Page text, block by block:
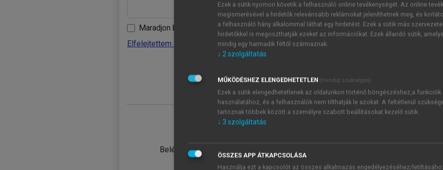
Maradjon belépve
Elfelejtettem a jelszavamat
Belépés intézményi azonosítóval
JELSZÓ
Kérek értesítést a MeRSZ
Kérek értesítést az
Ezek a sütik nyomon követik a felhasználó online tevékenységét. Az online
megismerésével a hirdetők relevánsabb reklámokat jeleníthetnek meg, és
a felhasználó hány alkalommal láthat egy hirdetést. Ezek a sütik más
hirdetőkkel is megoszthatják ezeket az információkat. Ezek állandó sütik,
mindig egy harmadik féltől származnak.
↓ 2szolgáltatás
MŰKÖDÉSHEZ ELENGEDHETETLEN (mindig szükséges)
Ezek a sütik elengedhetetlenek az oldalunkon történő böngészéshez,a funkciók
használatához, és a felhasználók nem tilthatják le azokat. A feltétlenül
tartoznak többek között a személyre szabott beállításokat kezelő sütik.
↓ 3 szolgáltatás
ÖSSZES APP ÁTKAPCSOLÁSA
Használja ezt a kapcsolót az összes alkalmazás engedélyezéséhez/